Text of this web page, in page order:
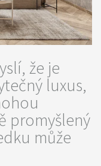
že je
luxus,
promyšlený
může